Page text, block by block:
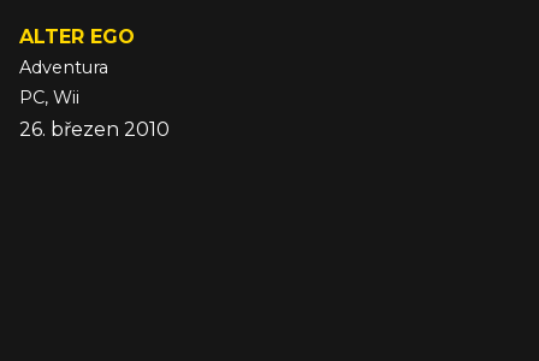
ALTER EGO
Adventura
PC, Wii
26. březen 2010